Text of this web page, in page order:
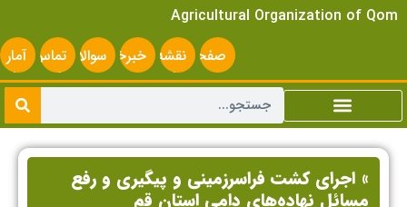
Agricultural Organization of Qom
صفحه
اصلی
نقشه
سایت
خبرخوانسوالات
متداول
تماس
با ما
آمار
» اجرای کشت فراسرزمینی و پیگیری و رفع
مسائل نهاده‌های دامی استان قم